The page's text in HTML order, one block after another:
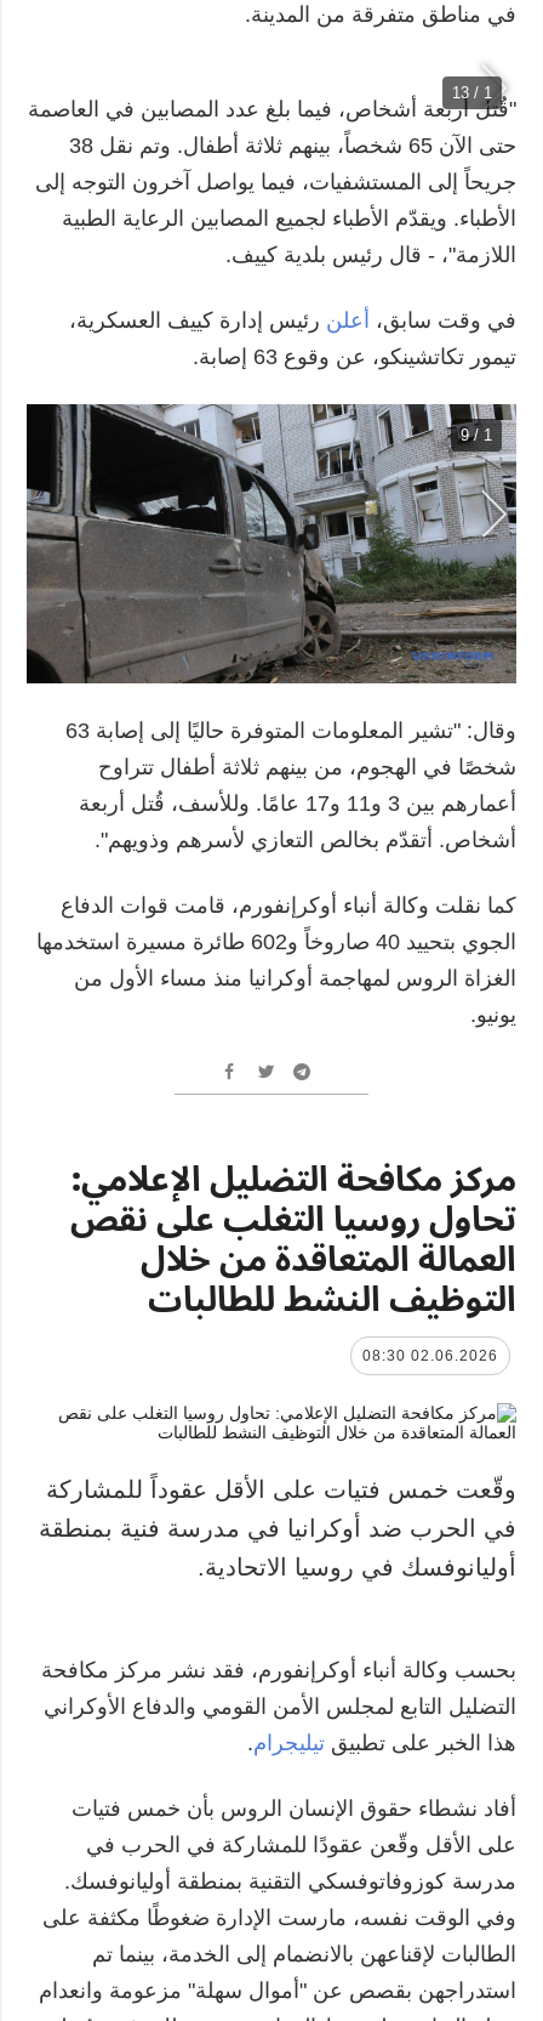
في مناطق متفرقة من المدينة.
1 / 13
"قُتل أربعة أشخاص، فيما بلغ عدد المصابين في العاصمة
حتى الآن 65 شخصاً، بينهم ثلاثة أطفال. وتم نقل 38
جريحاً إلى المستشفيات، فيما يواصل آخرون التوجه إلى
الأطباء. ويقدّم الأطباء لجميع المصابين الرعاية الطبية
اللازمة"، - قال رئيس بلدية كييف.
في وقت سابق، أعلن رئيس إدارة كييف العسكرية،
تيمور تكاتشينكو، عن وقوع 63 إصابة.
1 / 9
وقال: "تشير المعلومات المتوفرة حاليًا إلى إصابة 63
شخصًا في الهجوم، من بينهم ثلاثة أطفال تتراوح
أعمارهم بين 3 و11 و17 عامًا. وللأسف، قُتل أربعة
أشخاص. أتقدّم بخالص التعازي لأسرهم وذويهم".
كما نقلت وكالة أنباء أوكرإنفورم، قامت قوات الدفاع
الجوي بتحييد 40 صاروخاً و602 طائرة مسيرة استخدمها
الغزاة الروس لمهاجمة أوكرانيا منذ مساء الأول من
يونيو.
مركز مكافحة التضليل الإعلامي:
تحاول روسيا التغلب على نقص
العمالة المتعاقدة من خلال
التوظيف النشط للطالبات
02.06.2026 08:30
وقّعت خمس فتيات على الأقل عقوداً للمشاركة
في الحرب ضد أوكرانيا في مدرسة فنية بمنطقة
أوليانوفسك في روسيا الاتحادية.
بحسب وكالة أنباء أوكرإنفورم، فقد نشر مركز مكافحة
التضليل التابع لمجلس الأمن القومي والدفاع الأوكراني
هذا الخبر على تطبيقتيليجرام.
أفاد نشطاء حقوق الإنسان الروس بأن خمس فتيات
على الأقل وقّعن عقودًا للمشاركة في الحرب في
مدرسة كوزوفاتوفسكي التقنية بمنطقة أوليانوفسك.
وفي الوقت نفسه، مارست الإدارة ضغوطًا مكثفة على
الطالبات لإقناعهن بالانضمام إلى الخدمة، بينما تم
استدراجهن بقصص عن "أموال سهلة" مزعومة وانعدام